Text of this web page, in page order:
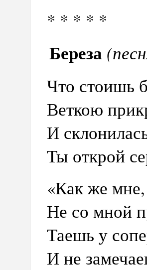
* * * * *
Береза
Что стоишь
Веткою
И
Ты открой
«Как же мне,
Не со мной
Таешь у
И не